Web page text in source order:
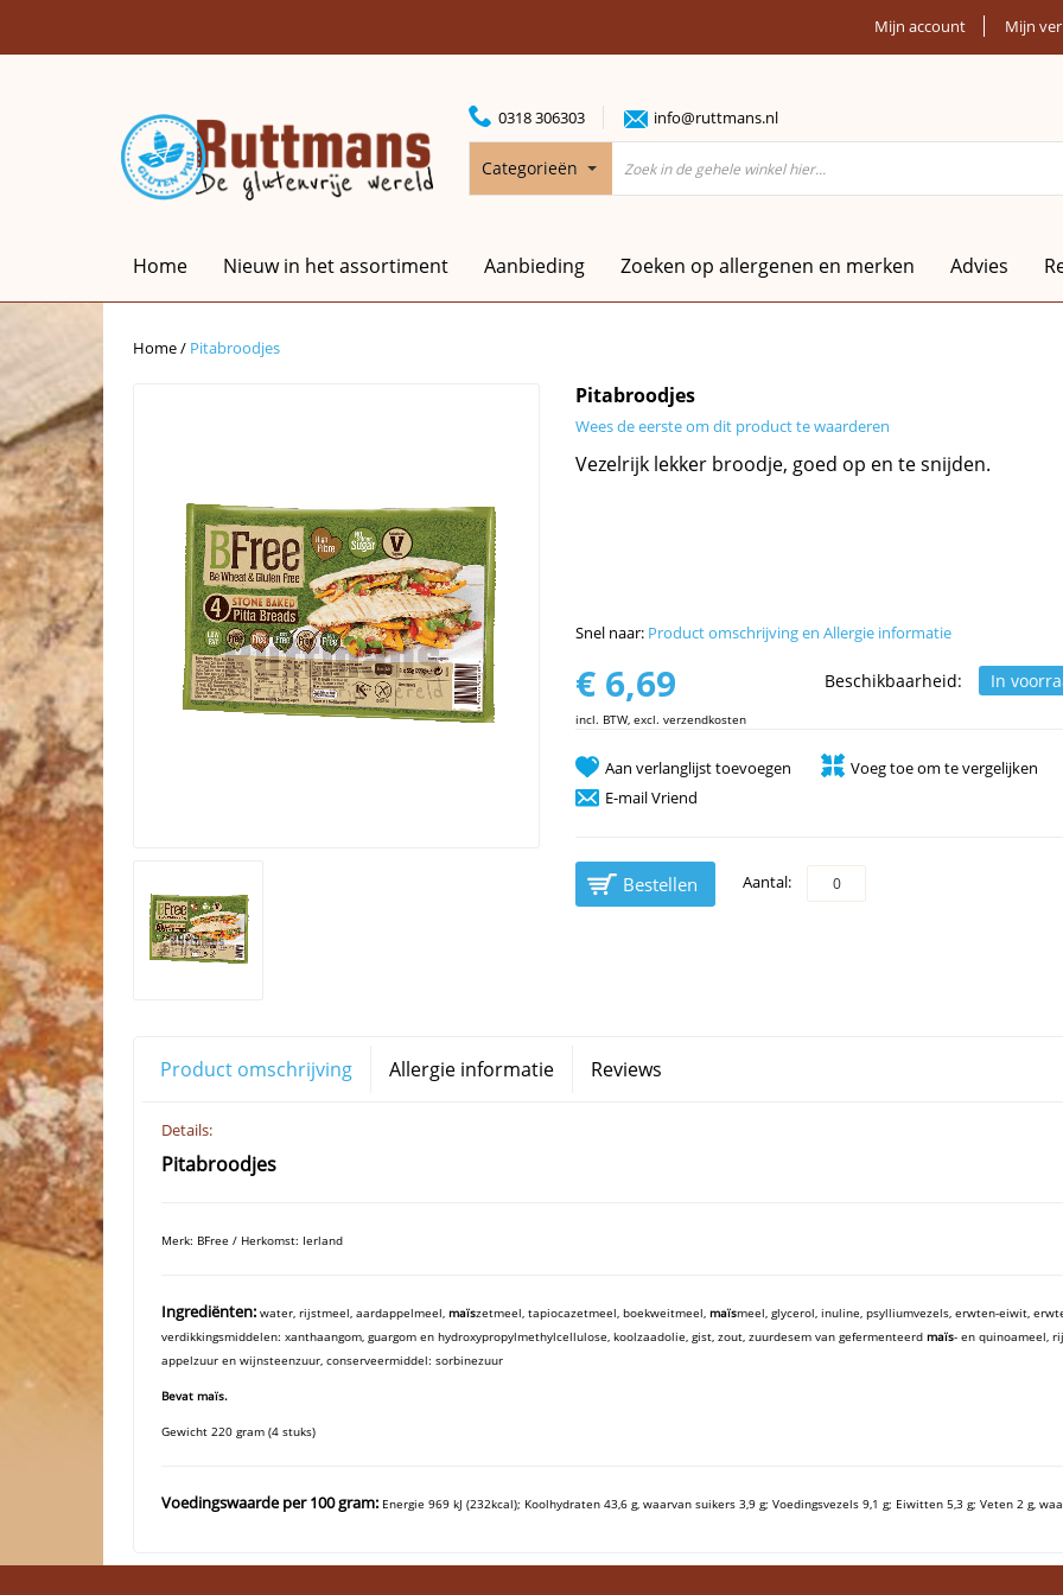
Mijn account Mijn
0318 306303 info@ruttmans.nl
Categorieën
Home Nieuw in het assortiment Aanbieding Zoeken op allergenen en merken Advies
Home/ Pitabroodjes
Pitabroodjes
Wees de eerste om dit product te waarderen
Vezelrijk lekker broodje, goed op en te snijden.
Snel naar: Product omschrijving en Allergie informatie
Beschikbaarheid: In
€ 6,69
incl. BTW, excl. verzendkosten
Aan verlanglijst toevoegen
Voeg toe om te vergelijken
E-mail Vriend
Bestellen Aantal:
Product omschrijving Allergie informatie Reviews
Details:
Pitabroodjes
Merk: BFree / Herkomst: Ierland
Ingrediënten: water, rijstmeel, aardappelmeel, maïszetmeel, tapiocazetmeel, boekweitmeel, maïsmeel, glycerol, inuline, psylliumvezels, erwten-eiwit,
verdikkingsmiddelen: xanthaangom, guargom en hydroxypropylmethylcellulose, koolzaadolie, gist, zout, zuurdesem van gefermenteerd maïs- en quinoameel,
appelzuur en wijnsteenzuur, conserveermiddel: sorbinezuur
Bevat maïs.
Gewicht 220 gram (4 stuks)
Voedingswaarde per 100 gram: Energie 969 kJ (232kcal); Koolhydraten 43,6 g, waarvan suikers 3,9 g; Voedingsvezels 9,1 g; Eiwitten 5,3 g; Veten 2 g,